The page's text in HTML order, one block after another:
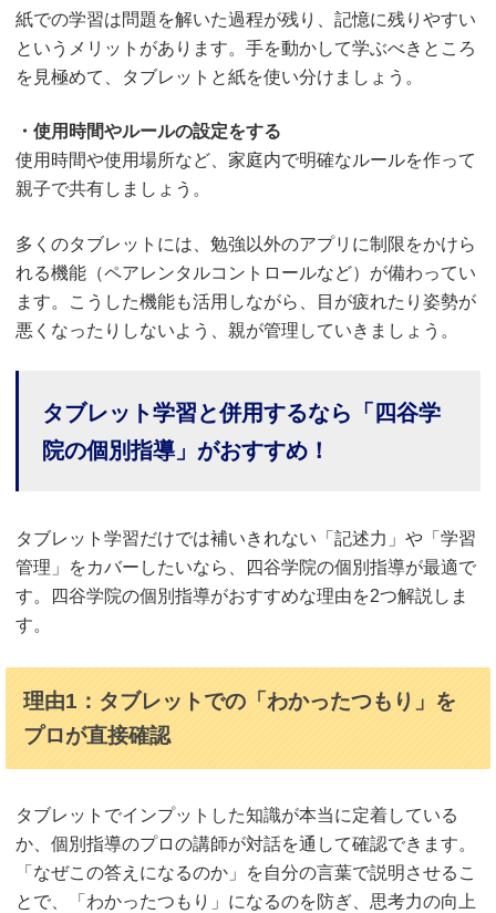
紙での学習は問題を解いた過程が残り、記憶に残りやすい
というメリットがあります。手を動かして学ぶべきところ
を見極めて、タブレットと紙を使い分けましょう。
・使用時間やルールの設定をする
使用時間や使用場所など、家庭内で明確なルールを作って
親子で共有しましょう。
多くのタブレットには、勉強以外のアプリに制限をかけら
れる機能（ペアレンタルコントロールなど）が備わってい
ます。こうした機能も活用しながら、目が疲れたり姿勢が
悪くなったりしないよう、親が管理していきましょう。
タブレット学習と併用するなら「四谷学
院の個別指導」がおすすめ！
タブレット学習だけでは補いきれない「記述力」や「学習
管理」をカバーしたいなら、四谷学院の個別指導が最適で
す。四谷学院の個別指導がおすすめな理由を2つ解説しま
す。
理由1：タブレットでの「わかったつもり」を
プロが直接確認
タブレットでインプットした知識が本当に定着している
か、個別指導のプロの講師が対話を通して確認できます。
「なぜこの答えになるのか」を自分の言葉で説明させるこ
とで、「わかったつもり」になるのを防ぎ、思考力の向上